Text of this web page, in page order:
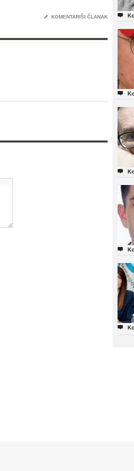
✎ KOMENTARIŠI ČLANAK 



